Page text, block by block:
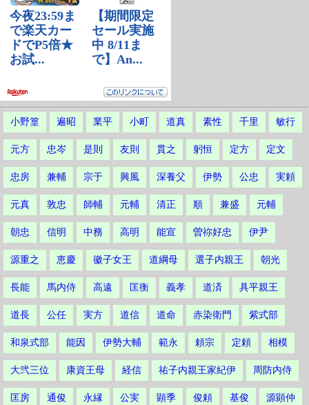
小野篁 遍昭 業平 小町 道真 素性 千里 敏行
元方 忠岑 是則 友則 貫之 躬恒 定方 定文
忠房 兼輔 宗于 興風 深養父 伊勢 公忠 実頼
元真 敦忠 師輔 元輔 清正 順 兼盛 元輔
朝忠 信明 中務 高明 能宣 曽祢好忠 伊尹
源重之 恵慶 徽子女王 道綱母 選子内親王 朝光
長能 馬内侍 高遠 匡衡 義孝 道済 具平親王
道長 公任 実方 道信 道命 赤染衛門 紫式部
和泉式部 能因 伊勢大輔 範永 頼宗 定頼 相模
大弐三位 康資王母 経信 祐子内親王家紀伊 周防内侍
匡房 通俊 永縁 公実 顕季 俊頼 基俊 源顕仲